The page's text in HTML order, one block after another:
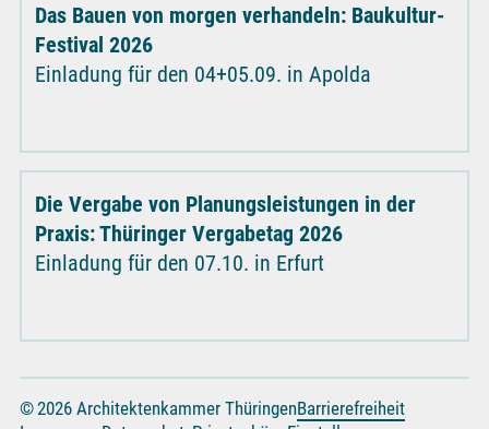
Das Bauen von morgen verhandeln: Baukultur-
Festival 2026
Einladung für den 04+05.09. in Apolda
Die Vergabe von Planungsleistungen in der
Praxis: Thüringer Vergabetag 2026
Einladung für den 07.10. in Erfurt
© 2026 Architektenkammer ThüringenBarrierefreiheit